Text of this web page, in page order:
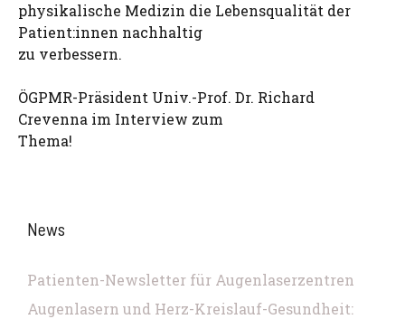
physikalische Medizin die Lebensqualität der
Patient:innen nachhaltig
zu verbessern.
ÖGPMR-Präsident Univ.-Prof. Dr. Richard
Crevenna im Interview zum
Thema!
News
Patienten-Newsletter für Augenlaserzentren
Augenlasern und Herz-Kreislauf-Gesundheit: